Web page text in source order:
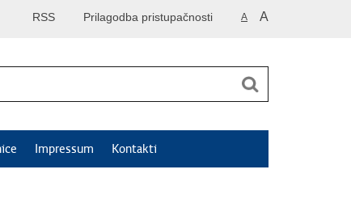
A A
Prilagodba pristupačnosti
RSS
Impressum Kontakti